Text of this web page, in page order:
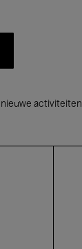
activiteiten